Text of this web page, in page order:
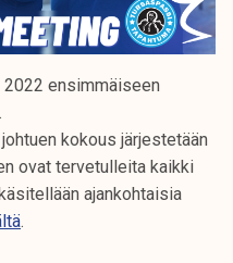
ensimmäiseen
kokous järjestetään
ovat tervetulleita kaikki
ajankohtaisia
.